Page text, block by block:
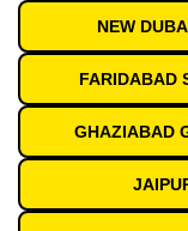
NEW
FARIDABAD
GHAZIABAD